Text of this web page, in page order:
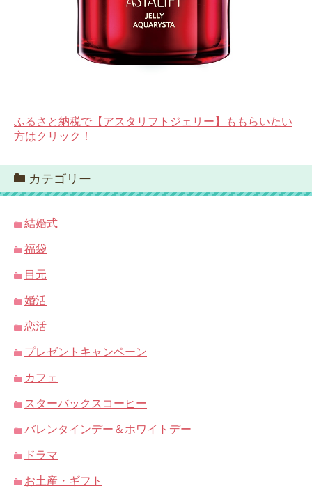
ふるさと納税で【アスタリフトジェリー】ももらいたい
方はクリック！
カテゴリー
結婚式
福袋
目元
婚活
恋活
プレゼントキャンペーン
カフェ
スターバックスコーヒー
バレンタインデー＆ホワイトデー
ドラマ
お土産・ギフト